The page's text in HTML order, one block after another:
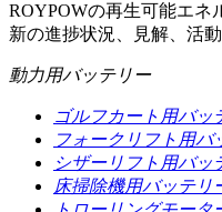
ROYPOWの再生可能エネ
新の進捗状況、見解、活
動力用バッテリー
ゴルフカート用バッ
フォークリフト用バ
シザーリフト用バッ
床掃除機用バッテリ